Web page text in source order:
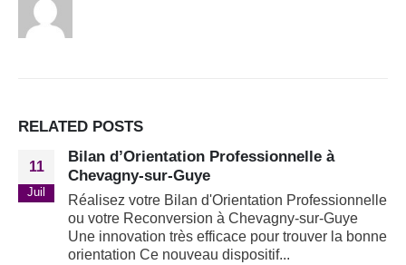
RELATED POSTS
11
Juil
Bilan d’Orientation Professionnelle à
Chevagny-sur-Guye
Réalisez votre Bilan d'Orientation Professionnelle
ou votre Reconversion à Chevagny-sur-Guye
Une innovation très efficace pour trouver la bonne
orientation Ce nouveau dispositif...